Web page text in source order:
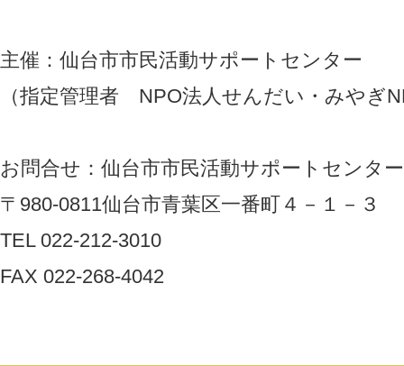
主催：仙台市市民活動サポートセンター
（指定管理者 NPO法人せんだい・みやぎ
お問合せ：仙台市市民活動サポートセンター
〒980-0811仙台市青葉区一番町４－１－３
TEL 022-212-3010
FAX 022-268-4042